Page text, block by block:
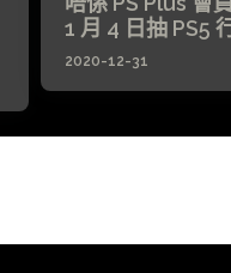
1 月 4 日抽 PS5
2020-12-31